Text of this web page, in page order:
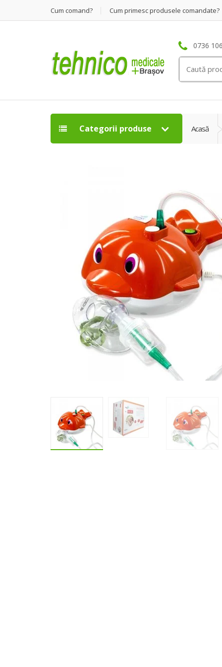
Cum comand? Cum primesc produsele comandate?
0736
for:
Categorii produse Acasă